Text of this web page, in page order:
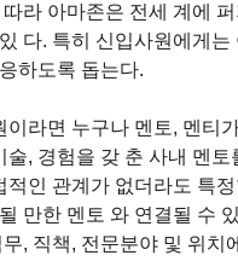
라 아마존은 전세 계에
다. 특히 신입사원에게
하도록 돕는다.
라면 누구나 멘토, 멘티
, 경험을 갖 춘 사내 멘
인 관계가 없더라도 특
만한 멘토 와 연결될 수
, 직책, 전문분야 및 위